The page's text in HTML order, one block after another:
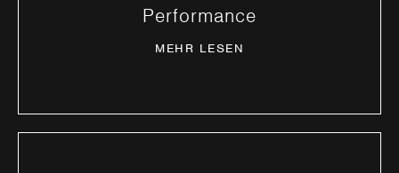
Performance
MEHR LESEN
MEHR ERFAHREN